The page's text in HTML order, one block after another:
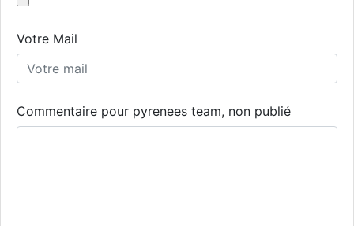
Votre Mail
Commentaire pour pyrenees team, non publié